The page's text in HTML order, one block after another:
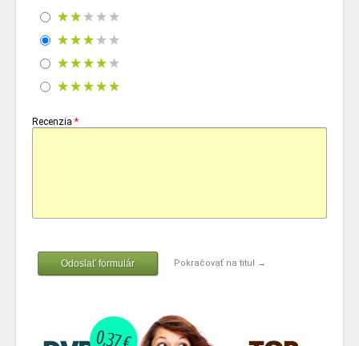
Recenzia *
Odoslať formulár Pokračovať na titul →